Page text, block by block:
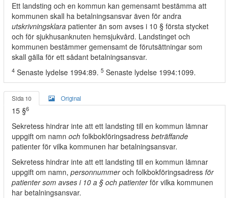
Ett landsting och en kommun kan gemensamt bestämma att
kommunen skall ha betalningsansvar även för andra
utskrivningsklara patienter än som avses i 10 § första stycket
och för sjukhusanknuten hemsjukvård. Landstinget och
kommunen bestämmer gemensamt de förutsättningar som
skall gälla för ett sådant betalningsansvar.
4 Senaste lydelse 1994:89. 5 Senaste lydelse 1994:1099.
Sida 10 Original
15 §6
Sekretess hindrar inte att ett landsting till en kommun lämnar
uppgift om namn och folkbokföringsadress beträffande
patienter för vilka kommunen har betalningsansvar.
Sekretess hindrar inte att ett landsting till en kommun lämnar
uppgift om namn, personnummeroch folkbokföringsadress för
patienter som avses i 10 a § och patienterför vilka kommunen
har betalningsansvar.